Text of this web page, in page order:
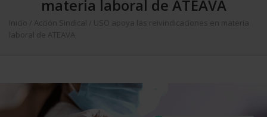
materia laboral de ATEAVA
Inicio Acción Sindical
USO apoya las reivindicaciones en materia
laboral de ATEAVA